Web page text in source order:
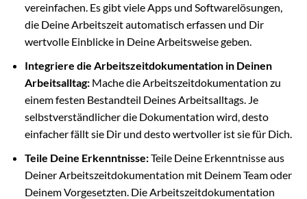
vereinfachen. Es gibt viele Apps und Softwarelösungen,
die Deine Arbeitszeit automatisch erfassen und Dir
wertvolle Einblicke in Deine Arbeitsweise geben.
Integriere die Arbeitszeitdokumentation in Deinen
Arbeitsalltag:Mache die Arbeitszeitdokumentation zu
einem festen Bestandteil Deines Arbeitsalltags. Je
selbstverständlicher die Dokumentation wird, desto
einfacher fällt sie Dir und desto wertvoller ist sie für Dich.
Teile Deine Erkenntnisse:Teile Deine Erkenntnisse aus
Deiner Arbeitszeitdokumentation mit Deinem Team oder
Deinem Vorgesetzten. Die Arbeitszeitdokumentation